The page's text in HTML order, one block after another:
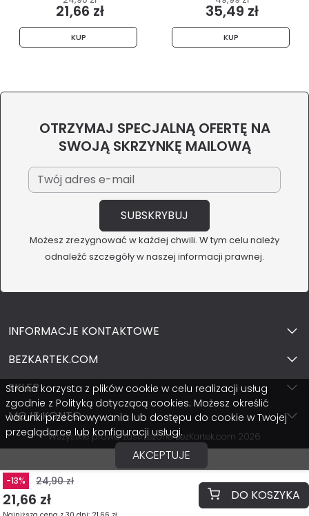
-13% 24,90 zł
21,66 zł DO KOSZYKA
21,66 zł
KUP
35,49 zł
KUP
OTRZYMAJ SPECJALNĄ OFERTĘ NA
SWOJĄ SKRZYNKĘ MAILOWĄ
Możesz zrezygnować w każdej chwili. W tym celu należy
odnaleźć szczegóły w naszej informacji prawnej.
INFORMACJE KONTAKTOWE
BEZKARTEK.COM
SKLEP
MOJE KONTO
Wszystkie prawa zastrzeżone BezKartek.com 2026
Strona korzysta z plików cookie w celu realizacji usług
zgodnie z Polityką dotyczącą cookies. Możesz określić
warunki przechowywania lub dostępu do cookie w Twojej
przeglądarce lub konfiguracji usługi.
AKCEPTUJE